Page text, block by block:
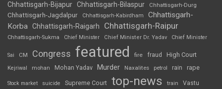
Chhattisgarh-Bijapur Chhattisgarh-Bilaspur Chhattisgarh-Durg
Chhattisgarh-Jagdalpur Chhattisgarh-Kabirdham
Chhattisgarh-
Korba Chhattisgarh-Raigarh Chhattisgarh-Raipur
Chhattisgarh-Sukma Chief Minister Chief Minister Dr. Yadav Chief Minister
Sai CM Congress featured fire fraud High Court
Kejriwal mohan Mohan Yadav Murder Naxalites petrol rain rape
Stock market suicide Supreme Court top-news train Vastu